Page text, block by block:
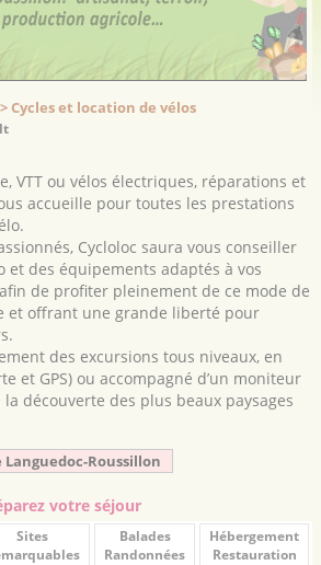
Cycles et location de vélos
VTT ou vélos électriques, réparations et
accueille pour toutes les prestations
Cycloloc saura vous conseiller
et des équipements adaptés à vos
de profiter pleinement de ce mode de
et offrant une grande liberté pour
des excursions tous niveaux, en
et GPS) ou accompagné d’un moniteur
découverte des plus beaux paysages
Roussillon
votre séjour
Sites
Balades
Randonnées
Hébergement
Restauration